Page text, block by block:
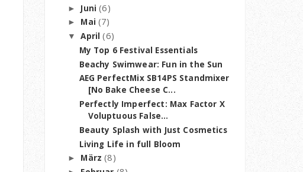
► Juni(6)
► Mai(7)
▼April(6)
My Top 6 Festival Essentials
Beachy Swimwear: Fun in the Sun
AEG PerfectMix SB14PS Standmixer
[No Bake Cheese C...
Perfectly Imperfect: Max Factor X
Voluptuous False...
Beauty Splash with Just Cosmetics
Living Life in full Bloom
► März(8)